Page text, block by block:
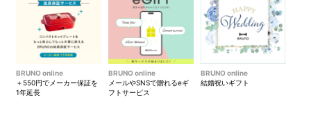
BRUNO online
＋550円でメーカー保証を
1年延長
BRUNO online
メールやSNSで贈れるeギ
フトサービス
BRUNO online
結婚祝いギフト